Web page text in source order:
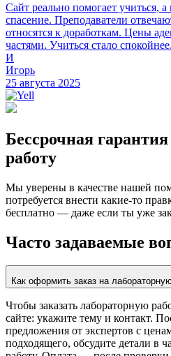
Сайт реально помогает учиться,
спасение. Преподаватели
относятся к доработкам. Цены
частями. Учиться стало спокойнее.
И
Игорь
25 августа 2025
Бессрочная
работу
Мы уверены в качестве нашей
потребуется внести какие-то
бесплатно — даже если ты уже
Часто задаваемые
Как оформить заказ на
Чтобы заказать лабораторную
сайте: укажите тему и контакт.
предложения от экспертов с
подходящего, обсудите детали в